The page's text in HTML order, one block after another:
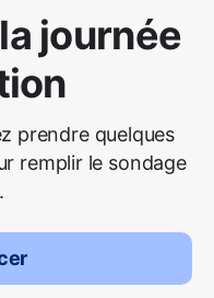
journée
prendre quelques
remplir le sondage